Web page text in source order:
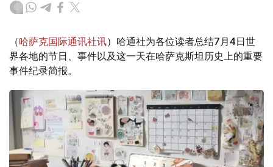
（哈萨克国际通讯社讯）哈通社为各位读者总结7月4日世
界各地的节日、事件以及这一天在哈萨克斯坦历史上的重要
事件纪录简报。